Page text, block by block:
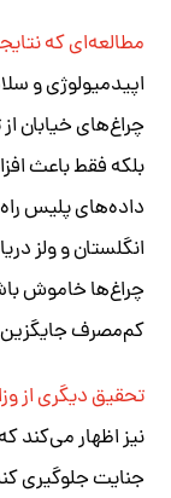
مطالعه‌ای که
اپیدمیولوژی و
چراغ‌های خیابان
بلکه فقط باعث
انگلستان و ولز
کم‌مصرف
تحقیق دیگری از
نیز اظهار می‌کند
جنایت جلوگیری